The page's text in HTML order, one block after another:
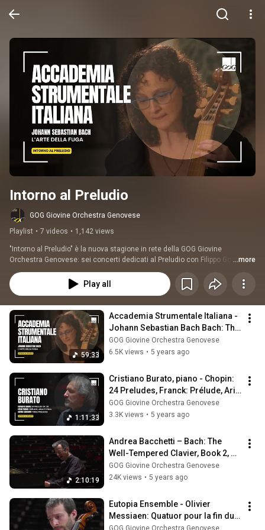
Intorno al Preludio
GOG Giovine Orchestra Genovese
Playlist • 7 videos • 1,142 views
"Intorno al Preludio" è la nuova stagione in rete della GOG Giovine
Orchestra Genovese: sei concerti dedicati al Preludio con Filippo Gorini,
Lukas Geniusas, Andrea Bacchetti, Cristiano Burato, Eutopia Ensemble e
l'Accademia Strumentale Italiana con Alberto Rasi, registrati al Teatro
Carlo Felice e alla Chiesa di San Luca di Genova
...more
Play all
59:33
Accademia Strumentale Italiana -
Johann Sebastian Bach Bach: The
Art of Fugue, BWV 1080
GOG Giovine Orchestra Genovese
6.5K views • 5 years ago
1:11:33
Cristiano Burato, piano - Chopin:
24 Preludes, Franck: Prélude, Aria
et Final, Gerswhin: 3 Preludes
GOG Giovine Orchestra Genovese
3.3K views • 5 years ago
2:10:19
Andrea Bacchetti – Bach: The
Well-Tempered Clavier, Book 2,
BWV 870 - 893
GOG Giovine Orchestra Genovese
24K views • 5 years ago
Eutopia Ensemble - Olivier
Messiaen: Quatuor pour la fin du
temps
GOG Giovine Orchestra Genovese